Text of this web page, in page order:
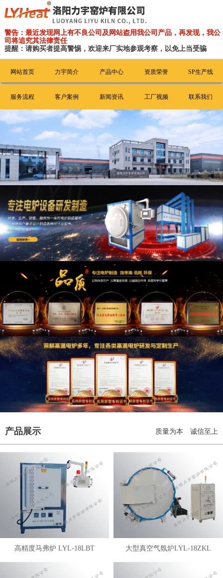
警告：最近发现网上有不良公司及网站盗用我公司产品，再发现，我公
司将追究其法律责任
提醒：请购买者提高警惕，欢迎来厂实地参观考察，以免上当受骗
网站首页 力宇简介 产品中心 资质荣誉 SP生产线
服务流程 客户案例 新闻资讯 工厂视频 联系我们
产品展示 质量为本 诚信至上
高精度马弗炉 LYL-18LBT 大型真空气氛炉LYL-18ZKL